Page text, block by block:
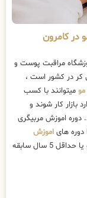
در کامرون
مراقبت پوست و
کر در کشور است ،
میتوانند با کسب
بازار کار شوند و
دوره اموزش مربیگری
دوره های اموزش
تکمیلی را گذرانده اند و یا حداقل 5 سال سابقه